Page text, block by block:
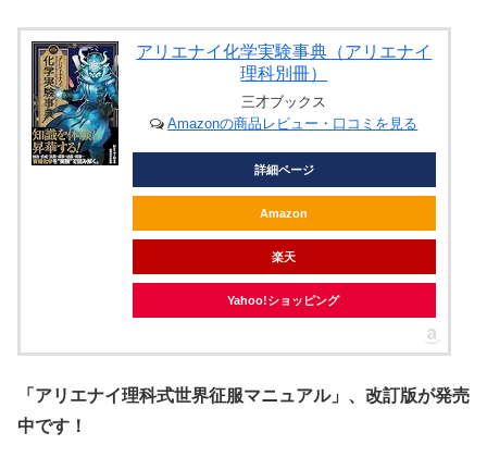
アリエナイ化学実験事典（アリエナイ
理科別冊）
三才ブックス
Amazonの商品レビュー・口コミを見る
詳細ページ
Amazon
楽天
Yahoo!ショッピング
「アリエナイ理科式世界征服マニュアル」、改訂版が発売
中です！